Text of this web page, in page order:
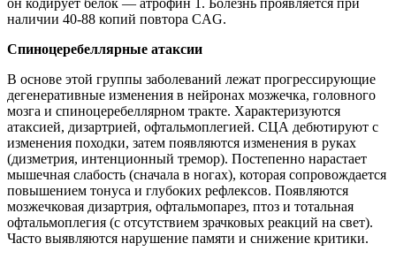
наличии 40-88 копий повтора CAG.
Спиноцеребеллярные атаксии
В основе этой группы заболеваний лежат прогрессирующие
дегенеративные изменения в нейронах мозжечка, головного
мозга и спиноцеребеллярном тракте. Характеризуются
атаксией, дизартрией, офтальмоплегией. СЦА дебютируют с
изменения походки, затем появляются изменения в руках
(дизметрия, интенционный тремор). Постепенно нарастает
мышечная слабость (сначала в ногах), которая сопровождается
повышением тонуса и глубоких рефлексов. Появляются
мозжечковая дизартрия, офтальмопарез, птоз и тотальная
офтальмоплегия (с отсутствием зрачковых реакций на свет).
Часто выявляются нарушение памяти и снижение критики.